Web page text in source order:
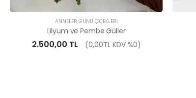
ANNELER GÜNÜ ÇIÇEKLERI
Lilyum ve Pembe Güller
2.500,00 TL (0,00TL KDV %0)